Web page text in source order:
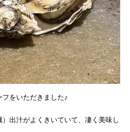
をいただきました♪
出汁がよくきいていて、凄く美味し